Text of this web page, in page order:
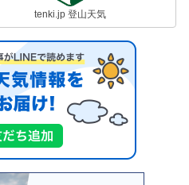
tenki.jp 登山天気